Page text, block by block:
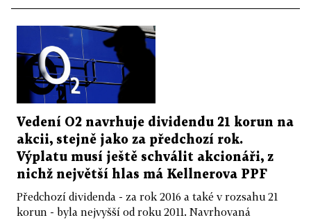
Vedení O2 navrhuje dividendu 21 korun na
akcii, stejně jako za předchozí rok.
Výplatu musí ještě schválit akcionáři, z
nichž největší hlas má Kellnerova PPF
Předchozí dividenda - za rok 2016 a také v rozsahu 21
korun - byla nejvyšší od roku 2011. Navrhovaná